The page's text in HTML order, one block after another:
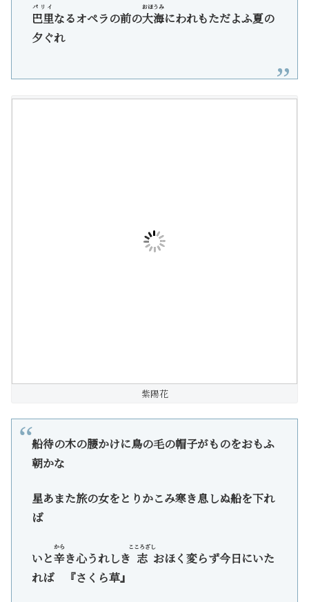
巴里
パリイ
なるオペラの前の大海
おほうみ
にわれもただよふ夏の
夕ぐれ
紫陽花
船待の木の腰かけに鳥の毛の帽子がものをおもふ
朝かな
星あまた旅の女をとりかこみ寒き息しぬ船を下れ
ば
いと辛
から
き心うれしき 志
こころざし
おほく変らず今日にいた
れば 『さくら草』